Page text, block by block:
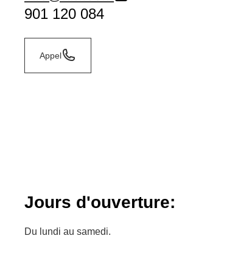
901 120 084
Appel
Jours d'ouverture:
Du lundi au samedi.